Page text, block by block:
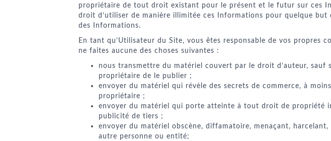
propriétaire de tout droit existant pour le présent et le futur sur ces
droit d’utiliser de manière illimitée ces Informations pour quelque
des Informations.
En tant qu’Utilisateur du Site, vous êtes responsable de vos propres
ne faites aucune des choses suivantes :
nous transmettre du matériel couvert par le droit d’auteur,
propriétaire de le publier ;
envoyer du matériel qui révèle des secrets de commerce, à
propriétaire ;
envoyer du matériel qui porte atteinte à tout droit de propriété
publicité de tiers ;
envoyer du matériel obscène, diffamatoire, menaçant,
autre personne ou entité;